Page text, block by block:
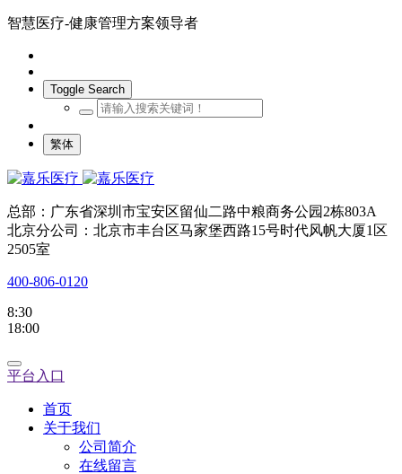
智慧医疗-健康管理方案领导者
Toggle Search
繁体
总部：广东省深圳市宝安区留仙二路中粮商务公园2栋803A
北京分公司：北京市丰台区马家堡西路15号时代风帆大厦1区
2505室
400-806-0120
8:30
18:00
平台入口
首页
关于我们
公司简介
在线留言